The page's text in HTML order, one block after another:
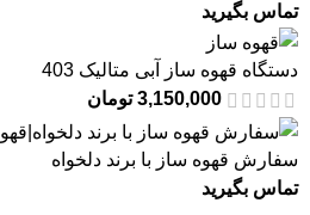
تماس بگیرید
دستگاه قهوه ساز آبی متالیک 403
3,150,000 تومان
سفارش قهوه ساز با برند دلخواه
تماس بگیرید